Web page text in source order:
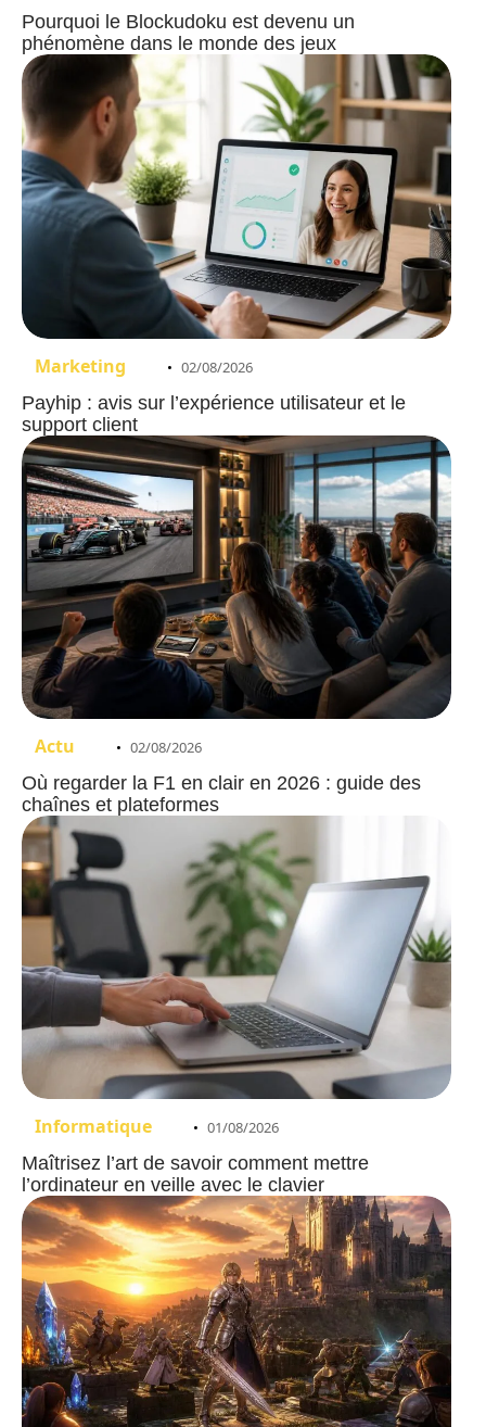
Pourquoi le Blockudoku est devenu un
phénomène dans le monde des jeux
Marketing 02/08/2026
Payhip : avis sur l’expérience utilisateur et le
support client
Actu 02/08/2026
Où regarder la F1 en clair en 2026 : guide des
chaînes et plateformes
Informatique 01/08/2026
Maîtrisez l’art de savoir comment mettre
l’ordinateur en veille avec le clavier